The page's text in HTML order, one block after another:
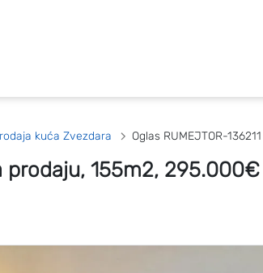
kuća Zvezdara Oglas RUMEJTOR-136211
prodaju, 155m2, 295.000€